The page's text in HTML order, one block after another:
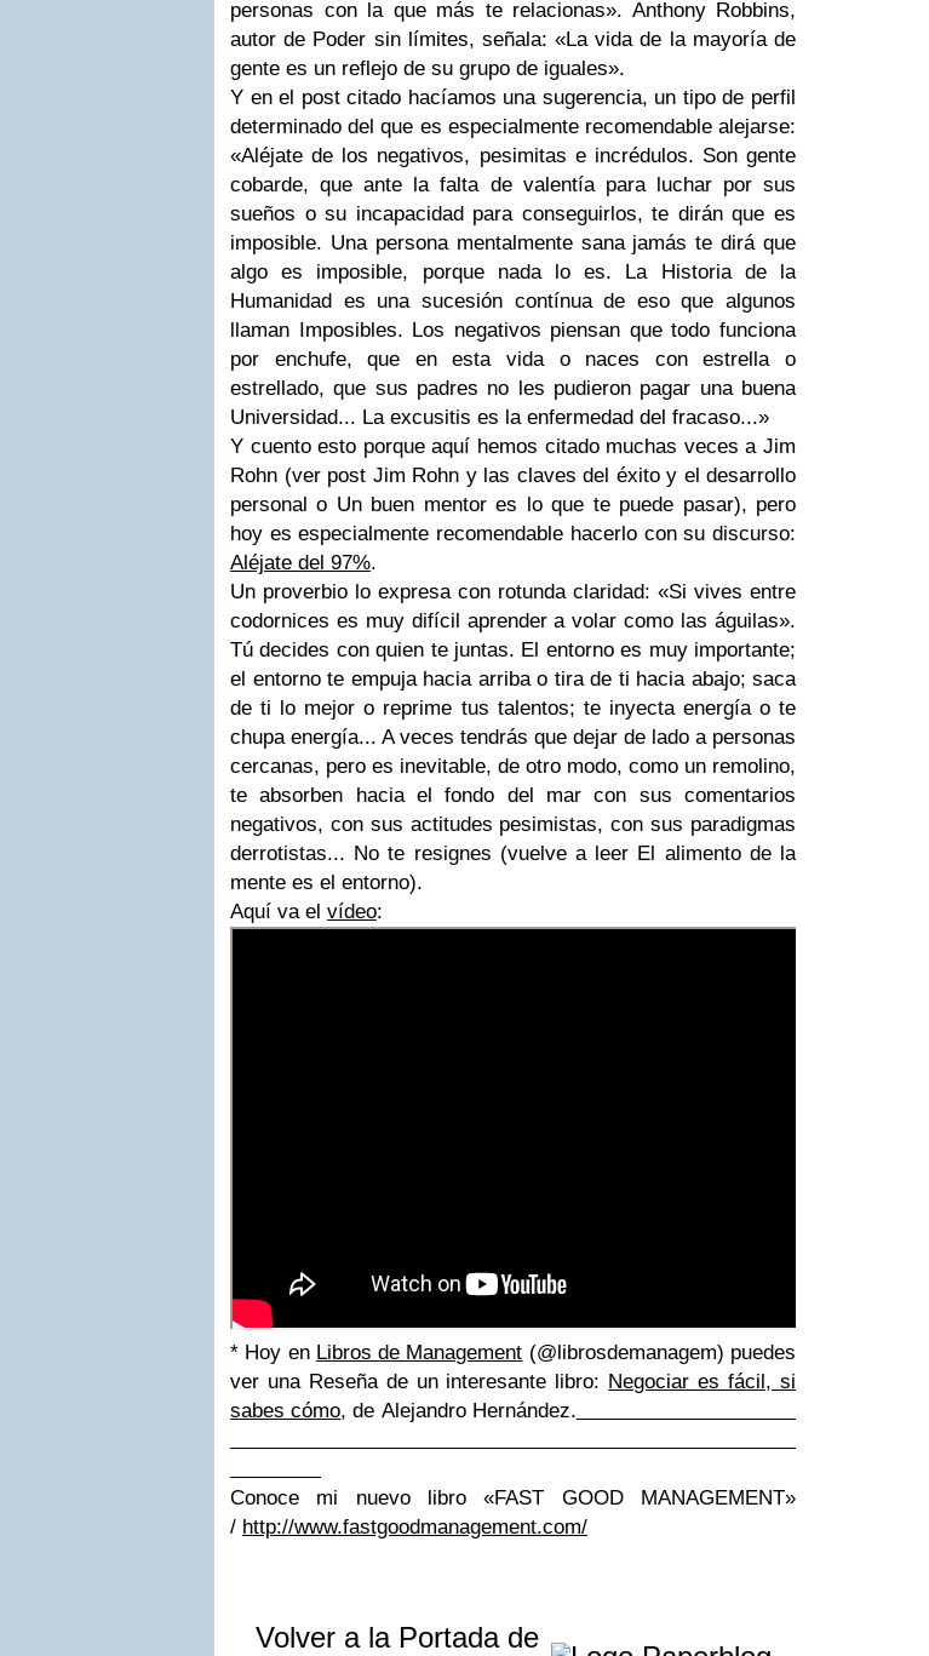
personas con la que más te relacionas». Anthony Robbins,
autor de Poder sin límites, señala: «La vida de la mayoría de
gente es un reflejo de su grupo de iguales».
Y en el post citado hacíamos una sugerencia, un tipo de perfil
determinado del que es especialmente recomendable alejarse:
«Aléjate de los negativos, pesimitas e incrédulos. Son gente
cobarde, que ante la falta de valentía para luchar por sus
sueños o su incapacidad para conseguirlos, te dirán que es
imposible. Una persona mentalmente sana jamás te dirá que
algo es imposible, porque nada lo es. La Historia de la
Humanidad es una sucesión contínua de eso que algunos
llaman Imposibles. Los negativos piensan que todo funciona
por enchufe, que en esta vida o naces con estrella o
estrellado, que sus padres no les pudieron pagar una buena
Universidad... La excusitis es la enfermedad del fracaso...»
Y cuento esto porque aquí hemos citado muchas veces a Jim
Rohn (ver post Jim Rohn y las claves del éxito y el desarrollo
personal o Un buen mentor es lo que te puede pasar), pero
hoy es especialmente recomendable hacerlo con su discurso:
Aléjate del 97%.
Un proverbio lo expresa con rotunda claridad: «Si vives entre
codornices es muy difícil aprender a volar como las águilas».
Tú decides con quien te juntas. El entorno es muy importante;
el entorno te empuja hacia arriba o tira de ti hacia abajo; saca
de ti lo mejor o reprime tus talentos; te inyecta energía o te
chupa energía... A veces tendrás que dejar de lado a personas
cercanas, pero es inevitable, de otro modo, como un remolino,
te absorben hacia el fondo del mar con sus comentarios
negativos, con sus actitudes pesimistas, con sus paradigmas
derrotistas... No te resignes (vuelve a leer El alimento de la
mente es el entorno).
Aquí va el vídeo:
* Hoy en Libros de Management (@librosdemanagem) puedes
ver una Reseña de un interesante libro: Negociar es fácil, si
sabes cómo, de Alejandro Hernández.
Conoce mi nuevo libro «FAST GOOD MANAGEMENT»
/ http://www.fastgoodmanagement.com/
Volver a la Portada de